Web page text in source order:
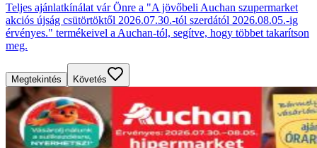
Teljes ajánlatkínálat vár Önre a "A jövőbeli Auchan szupermarket
akciós újság csütörtöktől 2026.07.30.-tól szerdától 2026.08.05.-ig
érvényes." termékeivel a Auchan-tól, segítve, hogy többet takarítson
meg.
Megtekintés Követés